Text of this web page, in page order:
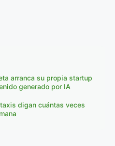
arranca su propia startup
generado por IA
digan cuántas veces